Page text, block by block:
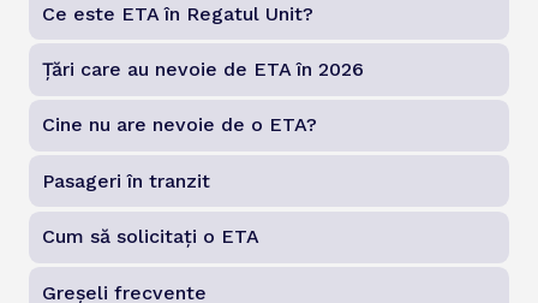
Ce este ETA în Regatul Unit?
Țări care au nevoie de ETA în 2026
Cine nu are nevoie de o ETA?
Pasageri în tranzit
Cum să solicitați o ETA
Greșeli frecvente